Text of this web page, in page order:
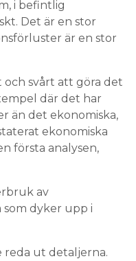
i befintlig
Det är en stor
är en stor
och svårt att göra det
där det har
än det ekonomiska,
ekonomiska
första analysen,
av
som dyker upp i
reda ut detaljerna.